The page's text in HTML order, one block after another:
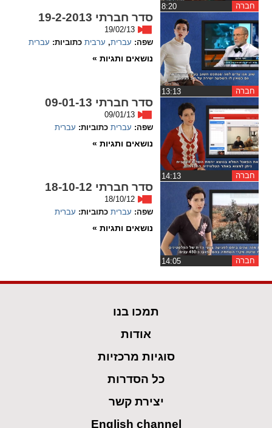
חברה
חברה
סדר חברתי 19-2-2013
19/02/13
שפה: עברית, ערבית כתוביות: עברית
נושאים ותגיות »
חברה
סדר חברתי 09-01-13
09/01/13
שפה: עברית כתוביות: עברית
נושאים ותגיות »
חברה
סדר חברתי 18-10-12
18/10/12
שפה: עברית כתוביות: עברית
נושאים ותגיות »
תמכו בנו
אודות
סוגיות מרכזיות
כל הסדרות
יצירת קשר
English channel